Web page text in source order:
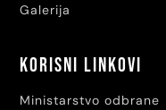
Galerija
Korisni linkovi
Ministarstvo odbrane